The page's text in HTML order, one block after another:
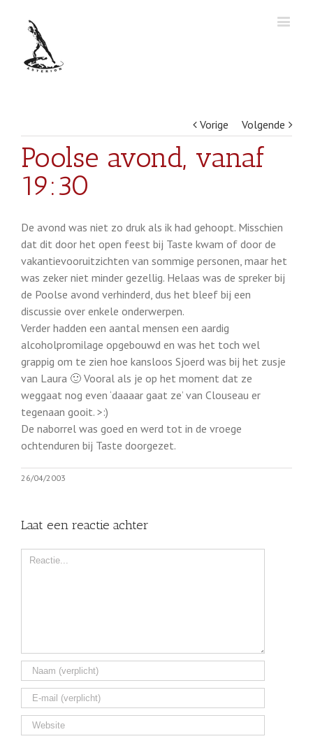
Vorige Volgende
Poolse avond, vanaf
19:30
De avond was niet zo druk als ik had gehoopt. Misschien
dat dit door het open feest bij Taste kwam of door de
vakantievooruitzichten van sommige personen, maar het
was zeker niet minder gezellig. Helaas was de spreker bij
de Poolse avond verhinderd, dus het bleef bij een
discussie over enkele onderwerpen.
Verder hadden een aantal mensen een aardig
alcoholpromilage opgebouwd en was het toch wel
grappig om te zien hoe kansloos Sjoerd was bij het zusje
van Laura 🙂 Vooral als je op het moment dat ze
weggaat nog even ‘daaaar gaat ze’ van Clouseau er
tegenaan gooit. >:)
De naborrel was goed en werd tot in de vroege
ochtenduren bij Taste doorgezet.
26/04/2003
Laat een reactie achter
Comment